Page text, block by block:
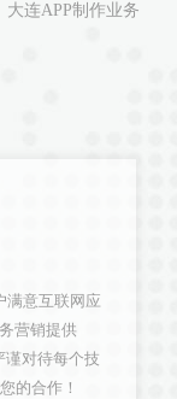
大连APP制作业务
满意互联网应
营销提供
谨对待每个技
的合作！